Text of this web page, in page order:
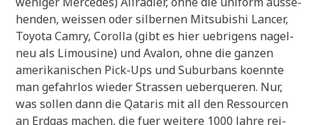
hen­den, wei­ssen oder sil­ber­nen Mitsu­bi­shi Lan­cer,
Toyo­ta Cam­ry, Corol­la (gibt es hier ueb­ri­gens nagel­
neu als Limou­si­ne) und Ava­lon, ohne die gan­zen
ame­ri­ka­ni­schen Pick-Ups und Sub­ur­bans koenn­te
man gefahr­los wie­der Stra­ssen ueber­que­ren. Nur,
was sol­len dann die Qata­ris mit all den Res­sour­cen
an Erd­gas machen, die fuer wei­te­re 1000 Jah­re rei­